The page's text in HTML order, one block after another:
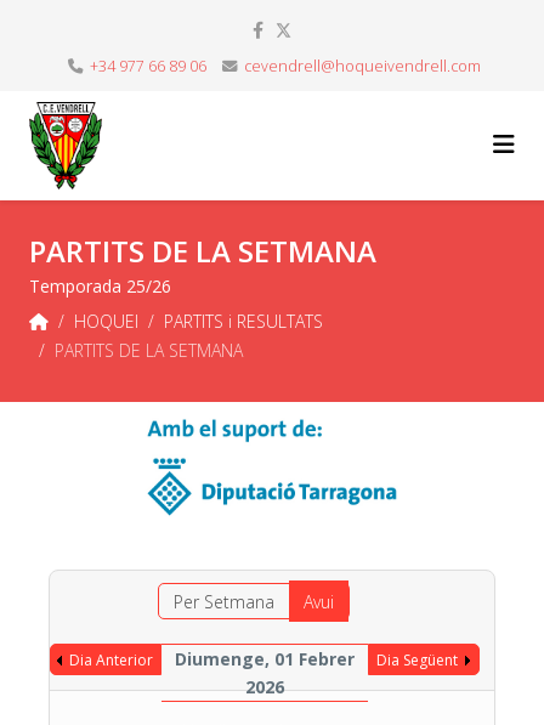
+34 977 66 89 06 cevendrell@hoqueivendrell.com
PARTITS DE LA SETMANA
Temporada 25/26
HOQUEI
PARTITS i RESULTATS
PARTITS DE LA SETMANA
Per Setmana Avui
Dia Anterior
Diumenge, 01 Febrer
2026
Dia Següent